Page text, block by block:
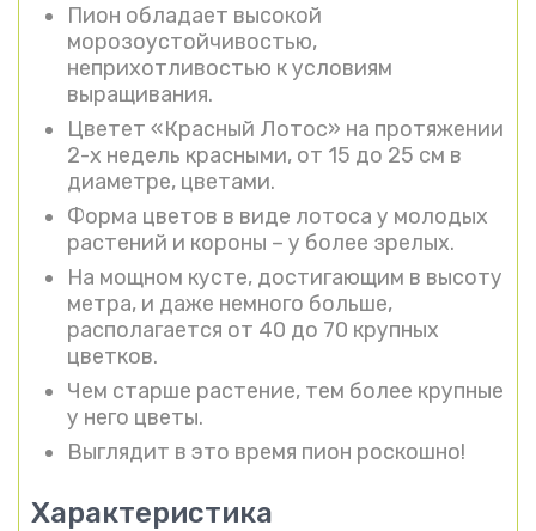
Пион обладает высокой
морозоустойчивостью,
неприхотливостью к условиям
выращивания.
Цветет «Красный Лотос» на протяжении
2-х недель красными, от 15 до 25 см в
диаметре, цветами.
Форма цветов в виде лотоса у молодых
растений и короны – у более зрелых.
На мощном кусте, достигающим в высоту
метра, и даже немного больше,
располагается от 40 до 70 крупных
цветков.
Чем старше растение, тем более крупные
у него цветы.
Выглядит в это время пион роскошно!
Характеристика